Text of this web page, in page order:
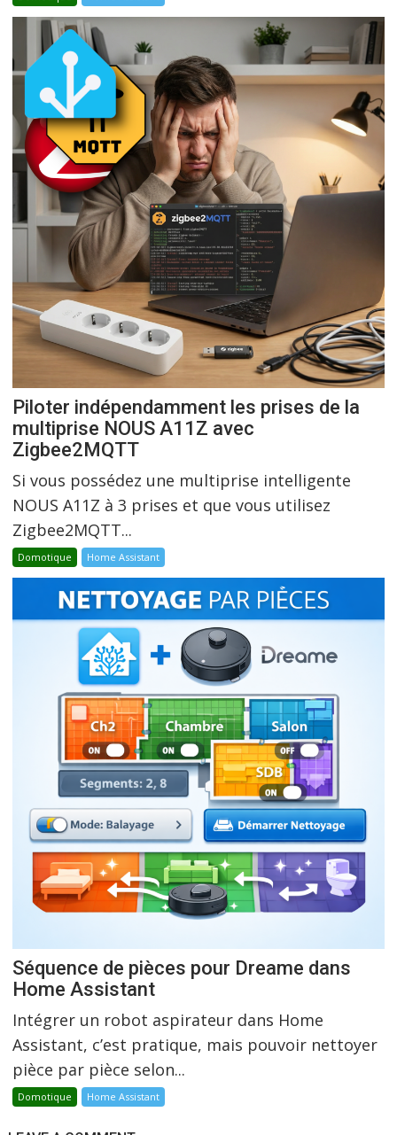
Piloter indépendamment les prises de la
multiprise NOUS A11Z avec
Zigbee2MQTT
Si vous possédez une multiprise intelligente
NOUS A11Z à 3 prises et que vous utilisez
Zigbee2MQTT...
Domotique Home Assistant
Séquence de pièces pour Dreame dans
Home Assistant
Intégrer un robot aspirateur dans Home
Assistant, c’est pratique, mais pouvoir nettoyer
pièce par pièce selon...
Domotique Home Assistant